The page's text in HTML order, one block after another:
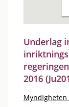
Underlag
2016
Myndigheten